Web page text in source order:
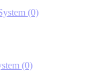
(0)
(0)